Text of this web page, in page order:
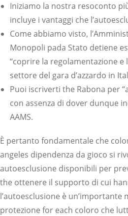
Iniziamo la nostra resoconto
incluye i vantaggi che
Come abbiamo visto,
Monopoli pada Stato detiene
“coprire la regolamentazione e
settore del gara d’azzardo in
Puoi iscriverti the Rabona per
con assenza di dover dunque
AAMS.
È pertanto fondamentale che
angeles dipendenza da gioco si
autoesclusione disponibili per
the ottenere il supporto di cui
l’autoesclusione è un’importante
protezione for each coloro che